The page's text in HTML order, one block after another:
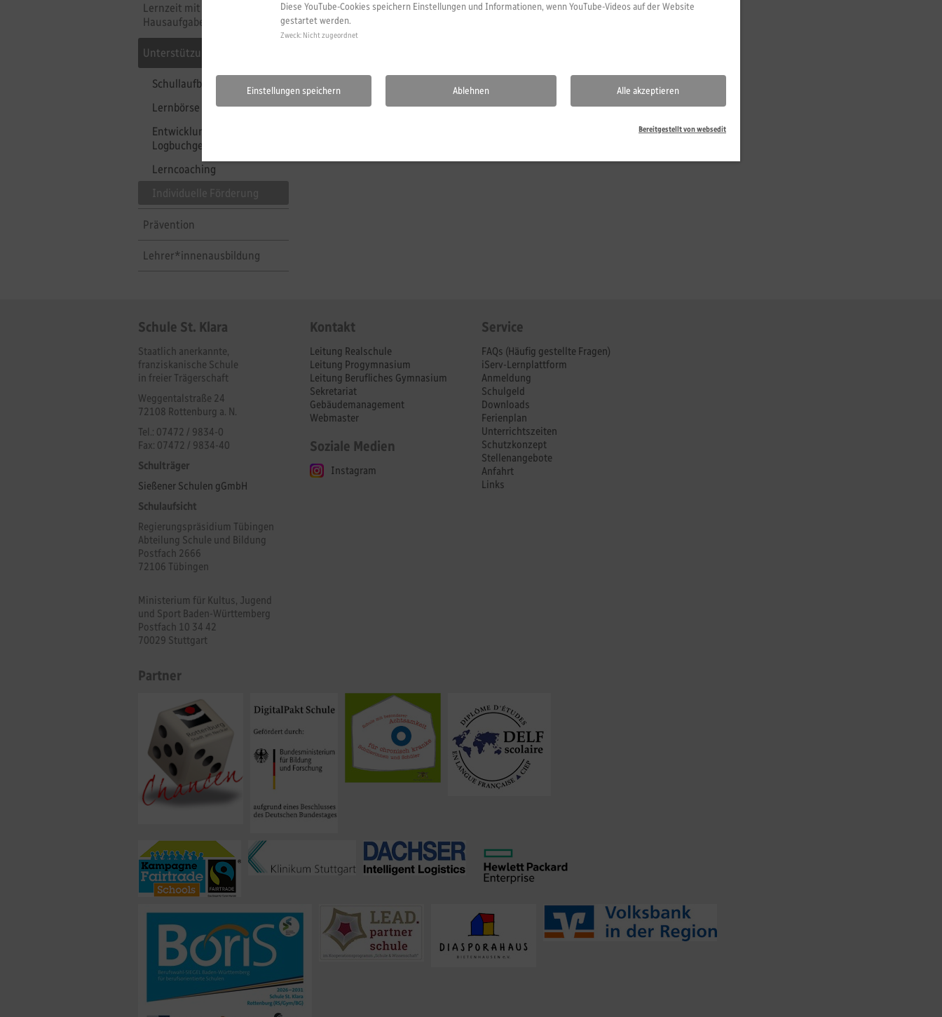
Lernzeit mit
Hausaufgabenbetreuung
Unterstützungsangebote
Schullaufbahnberatung
Lernbörse
Entwicklungs- und
Logbuchgespräche
Lerncoaching
Prävention
Lehrer*innenausbildung
Schule St. Klara
Staatlich anerkannte,
franziskanische Schule
in freier Trägerschaft
Weggentalstraße 24
72108 Rottenburg a. N.
Tel.: 07472 / 9834-0
Fax: 07472 / 9834-40
Schulträger
Sießener Schulen gGmbH
Schulaufsicht
Regierungspräsidium Tübingen
Abteilung Schule und Bildung
Postfach 2666
72106 Tübingen
Ministerium für Kultus, Jugend
und Sport Baden-Württemberg
Postfach 10 34 42
70029 Stuttgart
Kontakt
Leitung Realschule
Leitung Progymnasium
Leitung Berufliches Gymnasium
Sekretariat
Gebäudemanagement
Webmaster
Soziale Medien
Instagram
Service
FAQs (Häufig gestellte Fragen)
iServ-Lernplattform
Anmeldung
Schulgeld
Downloads
Ferienplan
Unterrichtszeiten
Schutzkonzept
Stellenangebote
Anfahrt
Links
Partner
Diese YouTube-Cookies speichern Einstellungen und Informationen, wenn YouTube-Videos auf der Website
gestartet werden.
Zweck: Nicht zugeordnet
Ablehnen
Einstellungen speichern Alle akzeptieren
Bereitgestellt von websedit